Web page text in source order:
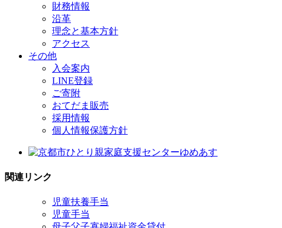
財務情報
沿革
理念と基本方針
アクセス
その他
入会案内
LINE登録
ご寄附
おてだま販売
採用情報
個人情報保護方針
関連リンク
児童扶養手当
児童手当